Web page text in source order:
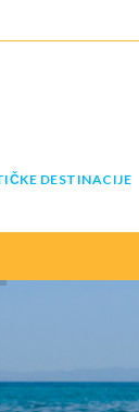
DESTINACIJE